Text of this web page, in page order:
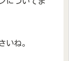
いね。